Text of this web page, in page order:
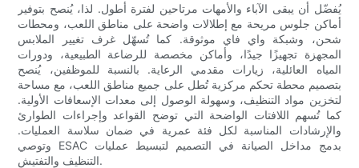
يُفضّل أن يبقى الآباء والأمهات مرتاحين لفترة أطول. لذا، يُنصح بتوفير
أماكن جلوس مريحة مع إطلالات واضحة على مناطق اللعب، ومحطات
شحن، وشبكة واي فاي موثوقة. كما تُسهّل غرف تغيير الملابس
المجهزة تجهيزًا جيدًا، وأماكن مخصصة للرضاعة الطبيعية، ودورات
المياه العائلية، زيارات مقدمي الرعاية. بالنسبة للموظفين، يُنصح
بتصميم محطة تحكم مركزية تُطل على جميع مناطق اللعب، مع مساحة
لتخزين مواد التنظيف، وسهولة الوصول إلى معدات الإسعافات الأولية.
كما تُسهم اللافتات الواضحة التي توضح القواعد وإجراءات الطوارئ
والإرشادات المناسبة لكل فئة عمرية في ضمان سلاسة العمليات.
وتوصي ESAC بدمج مداخل الصيانة في التصميم لتبسيط عمليات
التنظيف والتفتيش.